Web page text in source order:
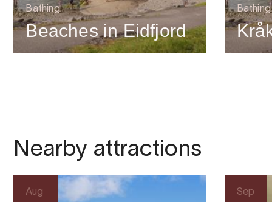
Bathing
Beaches in Eidfjord
Bathing
Nearby attractions
Aug Sep